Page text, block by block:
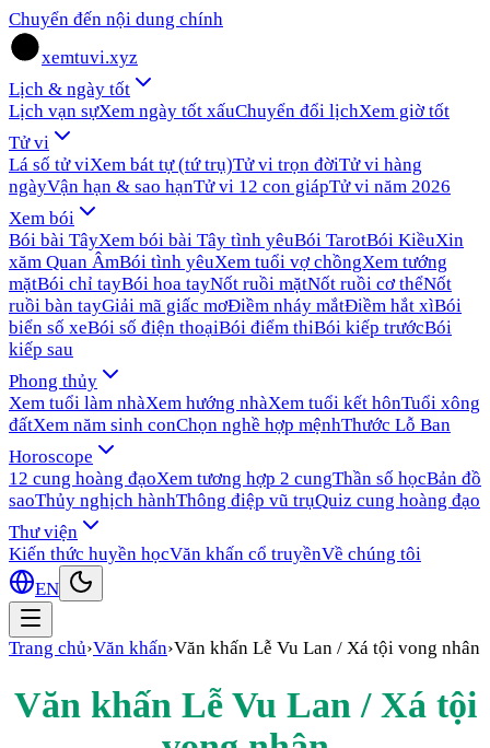
Chuyển đến nội dung chính
xemtuvi.xyz
Lịch & ngày tốt
Lịch vạn sựXem ngày tốt xấuChuyển đổi lịchXem giờ tốt
Tử vi
Lá số tử viXem bát tự (tứ trụ)Tử vi trọn đờiTử vi hàng
ngàyVận hạn & sao hạnTử vi 12 con giápTử vi năm 2026
Xem bói
Bói bài TâyXem bói bài Tây tình yêuBói TarotBói KiềuXin
xăm Quan ÂmBói tình yêuXem tuổi vợ chồngXem tướng
mặtBói chỉ tayBói hoa tayNốt ruồi mặtNốt ruồi cơ thểNốt
ruồi bàn tayGiải mã giấc mơĐiềm nháy mắtĐiềm hắt xìBói
biển số xeBói số điện thoạiBói điểm thiBói kiếp trướcBói
kiếp sau
Phong thủy
Xem tuổi làm nhàXem hướng nhàXem tuổi kết hônTuổi xông
đấtXem năm sinh conChọn nghề hợp mệnhThước Lỗ Ban
Horoscope
12 cung hoàng đạoXem tương hợp 2 cungThần số họcBản đồ
saoThủy nghịch hànhThông điệp vũ trụQuiz cung hoàng đạo
Thư viện
Kiến thức huyền họcVăn khấn cổ truyềnVề chúng tôi
EN
Trang chủ›Văn khấn›Văn khấn Lễ Vu Lan / Xá tội vong nhân
Văn khấn Lễ Vu Lan / Xá tội